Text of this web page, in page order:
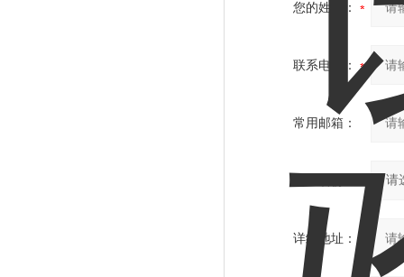
您的姓名：
联系电话：
常用邮箱：
详细地址：